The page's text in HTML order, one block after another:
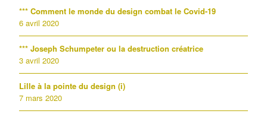
*** Comment le monde du design combat le Covid-19
6 avril 2020
*** Joseph Schumpeter ou la destruction créatrice
3 avril 2020
Lille à la pointe du design (i)
7 mars 2020